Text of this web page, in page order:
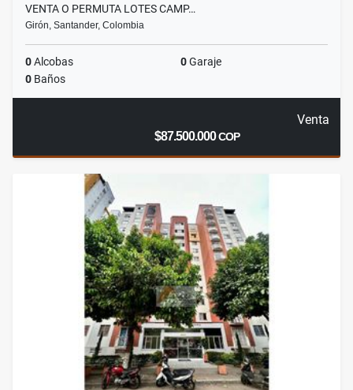
VENTA O PERMUTA LOTES CAMP…
Girón, Santander, Colombia
0Alcobas 0Garaje
0 Baños
Venta
$87.500.000COP